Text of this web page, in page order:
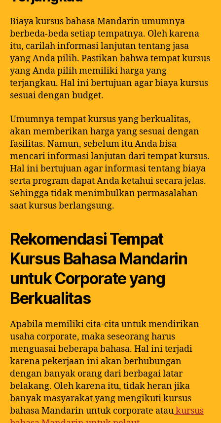
Biaya kursus bahasa Mandarin umumnya
berbeda-beda setiap tempatnya. Oleh karena
itu, carilah informasi lanjutan tentang jasa
yang Anda pilih. Pastikan bahwa tempat kursus
yang Anda pilih memiliki harga yang
terjangkau. Hal ini bertujuan agar biaya kursus
sesuai dengan budget.
Umumnya tempat kursus yang berkualitas,
akan memberikan harga yang sesuai dengan
fasilitas. Namun, sebelum itu Anda bisa
mencari informasi lanjutan dari tempat kursus.
Hal ini bertujuan agar informasi tentang biaya
serta program dapat Anda ketahui secara jelas.
Sehingga tidak menimbulkan permasalahan
saat kursus berlangsung.
Rekomendasi Tempat
Kursus Bahasa Mandarin
untuk Corporate yang
Berkualitas
Apabila memiliki cita-cita untuk mendirikan
usaha corporate, maka seseorang harus
menguasai beberapa bahasa. Hal ini terjadi
karena pekerjaan ini akan berhubungan
dengan banyak orang dari berbagai latar
belakang. Oleh karena itu, tidak heran jika
banyak masyarakat yang mengikuti kursus
bahasa Mandarin untuk corporate ataukursus